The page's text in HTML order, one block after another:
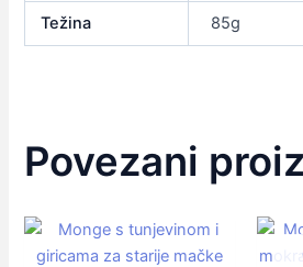
Težina 85g
Povezani